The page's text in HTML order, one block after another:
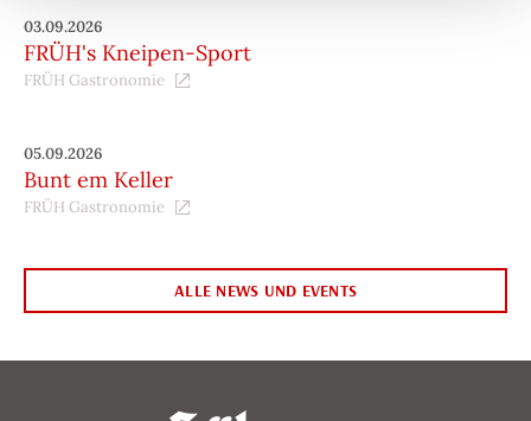
03.09.2026
FRÜH's Kneipen-Sport
FRÜH Gastronomie
05.09.2026
Bunt em Keller
FRÜH Gastronomie
ALLE NEWS UND EVENTS